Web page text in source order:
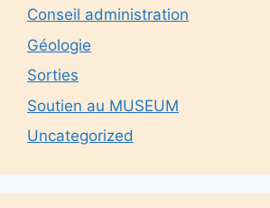
Conseil administration
Géologie
Sorties
Soutien au MUSEUM
Uncategorized